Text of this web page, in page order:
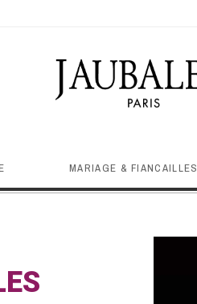
MARIAGE & FIANCAILLES